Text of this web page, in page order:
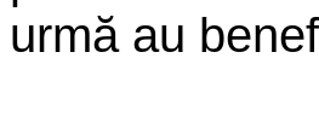
urmă au